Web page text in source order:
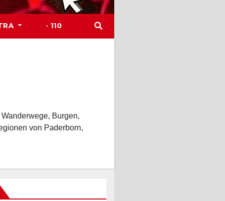
· 110
Burgen,
von Paderborn,